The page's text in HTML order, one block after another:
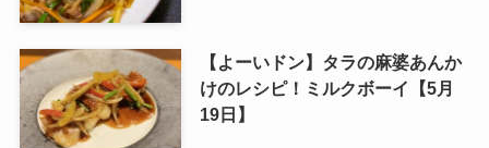
【よーいドン】タラの麻婆あんか
けのレシピ！ミルクボーイ【5月
19日】